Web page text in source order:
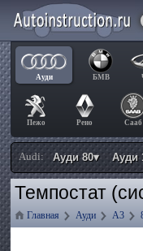
Ауди БМВ
Пежо Рено Сааб
Audi: Ауди 80▾ Ауди
Темпостат
Главная Ауди А3